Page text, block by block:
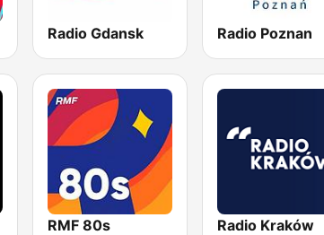
Radio Gdansk Radio Poznan
RMF 80s Radio Kraków